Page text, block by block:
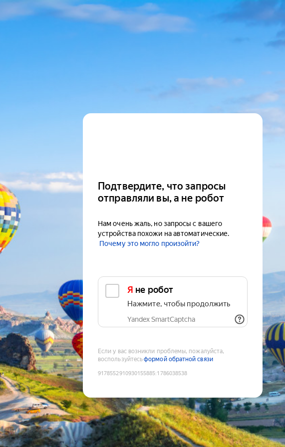
Подтвердите, что запросы
отправляли вы, а не робот
Нам очень жаль, но запросы с вашего
устройства похожи на автоматические.
Почему это могло произойти?
Я не робот
Нажмите, чтобы продолжить
Yandex SmartCaptcha
Если у вас возникли проблемы, пожалуйста,
воспользуйтесьформой обратной связи
9178552910930155885:1786038538